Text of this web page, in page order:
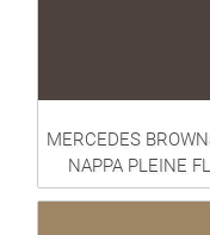
MERCEDES
NAPPA PLEINE